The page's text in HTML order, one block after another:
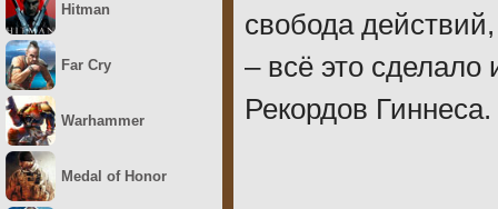
свобода
– всё это сделало
Рекордов Гиннеса.
Hitman
Far Cry
Warhammer
Medal of Honor